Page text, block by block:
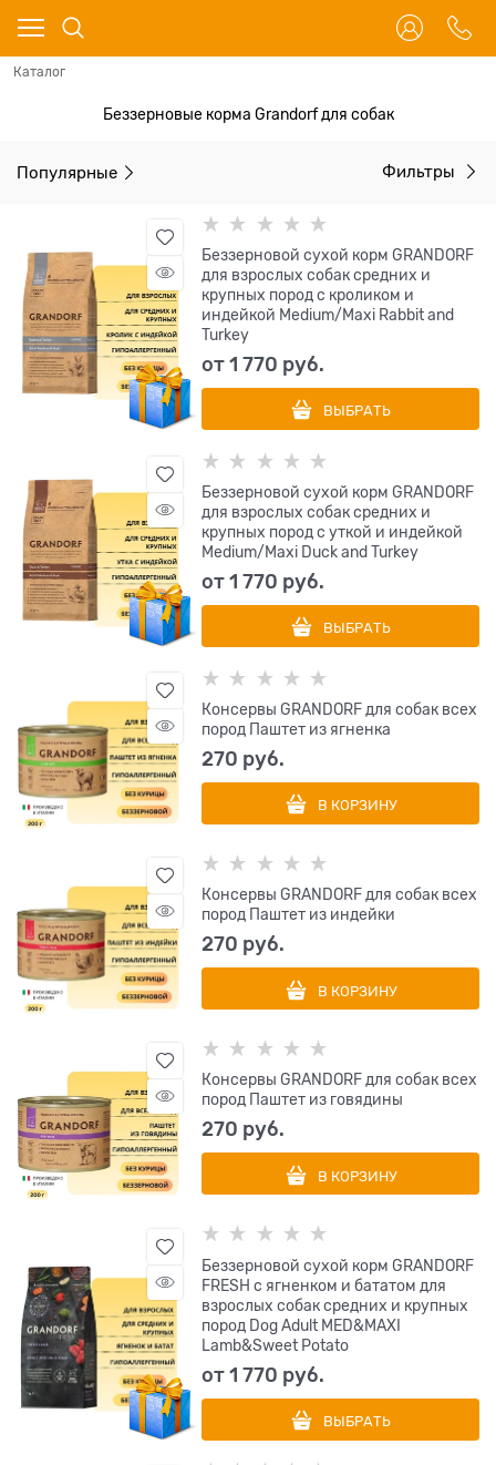
Каталог
Беззерновые корма Grandorf для собак
Популярные Фильтры
Беззерновой cухой корм GRANDORF
для взрослых собак средних и
крупных пород с кроликом и
индейкой Medium/Maxi Rabbit and
Turkey
от1 770 руб.
ВЫБРАТЬ
Беззерновой cухой корм GRANDORF
для взрослых собак средних и
крупных пород с уткой и индейкой
Medium/Maxi Duck and Turkey
от1 770 руб.
ВЫБРАТЬ
Консервы GRANDORF для собак всех
пород Паштет из ягненка
270 руб.
В КОРЗИНУ
Консервы GRANDORF для собак всех
пород Паштет из индейки
270 руб.
В КОРЗИНУ
Консервы GRANDORF для собак всех
пород Паштет из говядины
270 руб.
В КОРЗИНУ
Беззерновой сухой корм GRANDORF
FRESH с ягненком и бататом для
взрослых собак средних и крупных
пород Dog Adult MED&MAXI
Lamb&Sweet Potato
от1 770 руб.
ВЫБРАТЬ